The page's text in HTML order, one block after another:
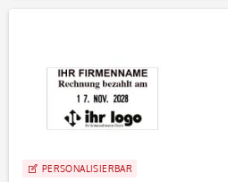
PERSONALISIERBAR